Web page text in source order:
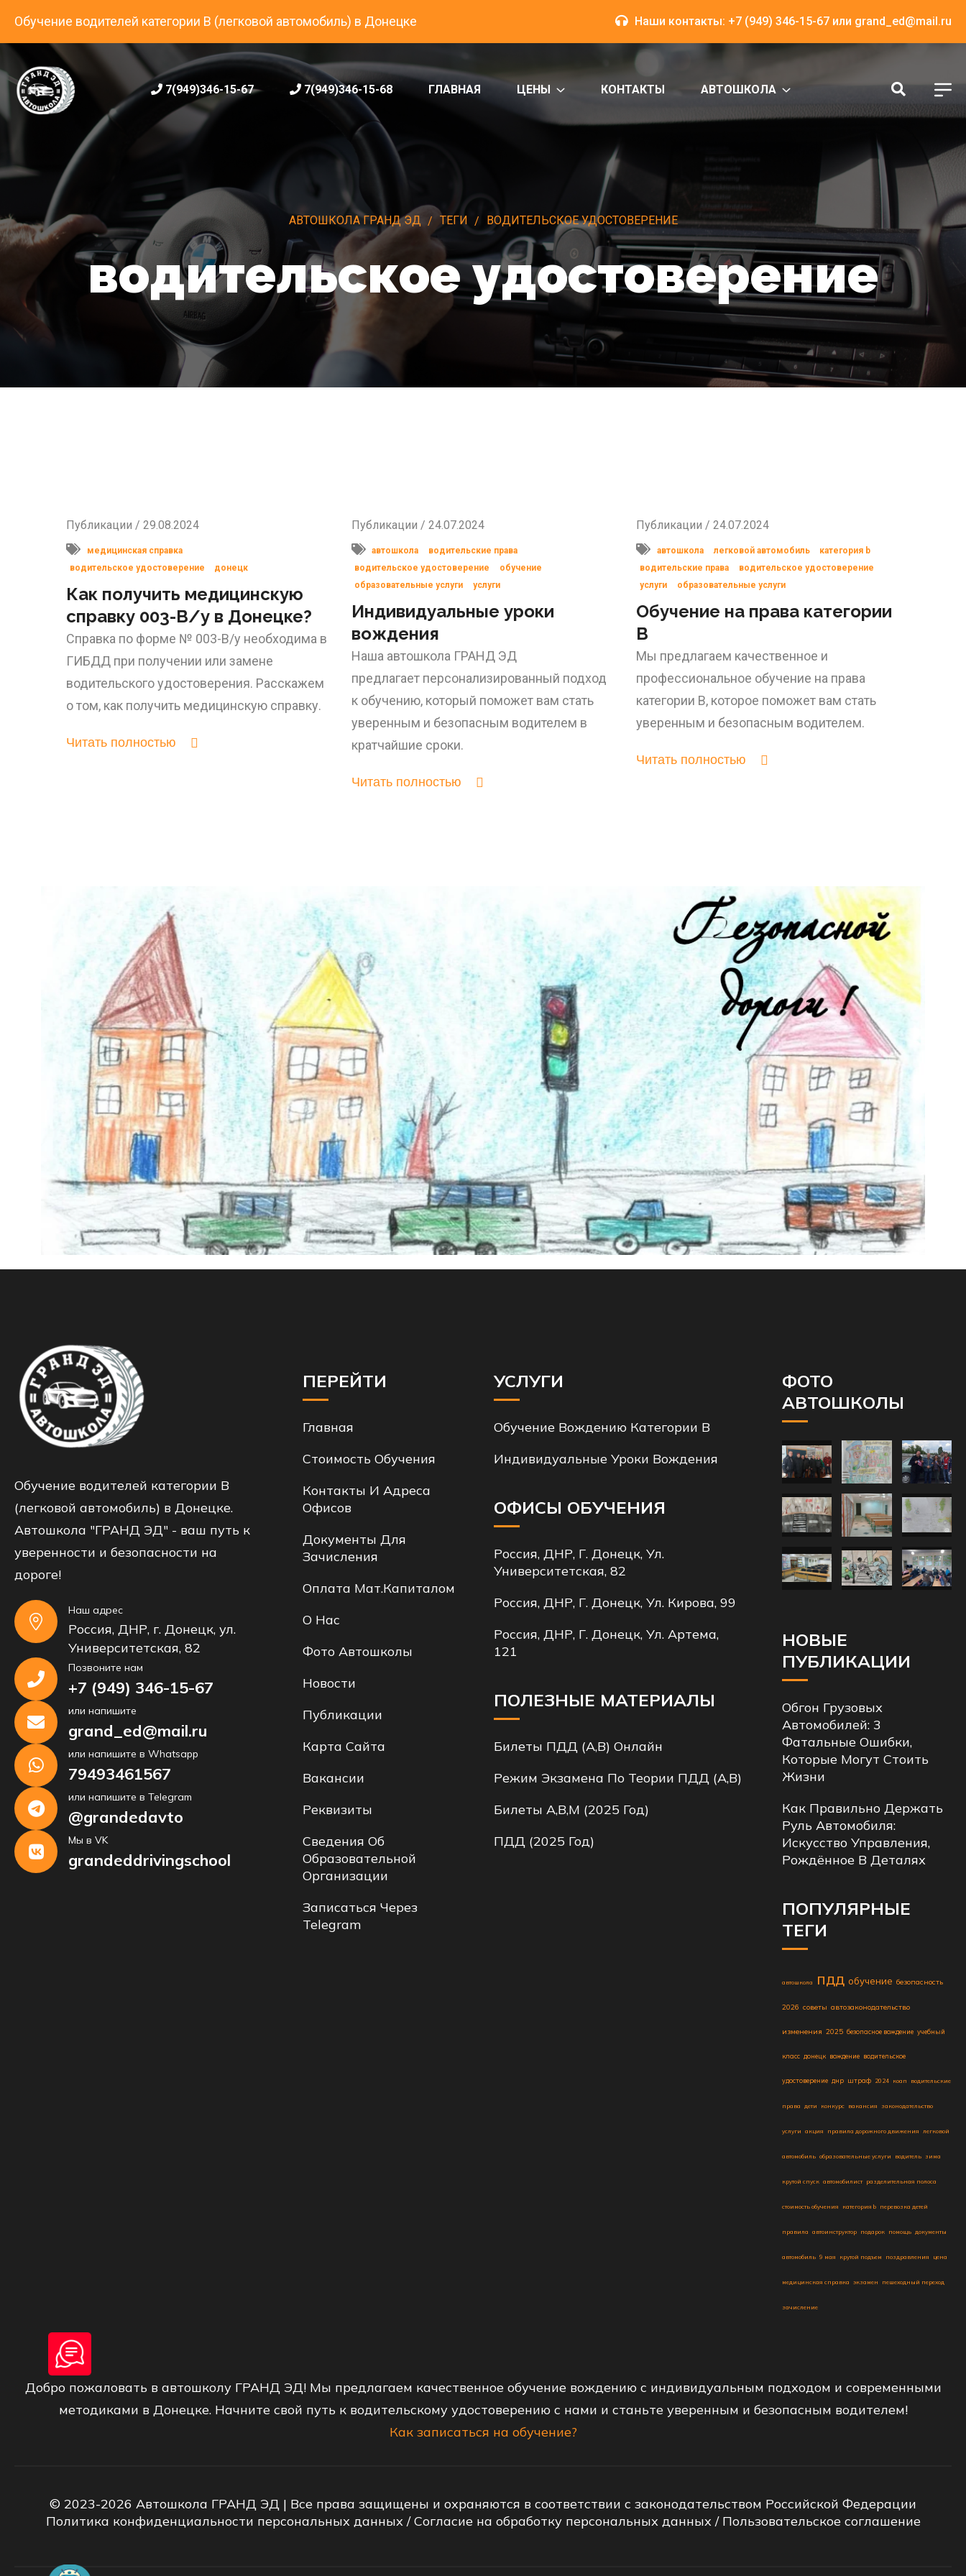
Обучение водителей категории B (легковой автомобиль) в Донецке Наши контакты: +7 (949) 346-15-67 или grand_ed@mail.ru
7(949)346-15-67 7(949)346-15-68 ГЛАВНАЯ ЦЕНЫ КОНТАКТЫ АВТОШКОЛА
АВТОШКОЛА ГРАНД ЭД ТЕГИ ВОДИТЕЛЬСКОЕ УДОСТОВЕРЕНИЕ
водительское удостоверение
Публикации / 29.08.2024
медицинская справка
водительское удостоверение
донецк
Как получить медицинскую
справку 003-В/у в Донецке?
Справка по форме № 003-В/у необходима в
ГИБДД при получении или замене
водительского удостоверения. Расскажем
о том, как получить медицинскую справку.
Читать полностью
Публикации / 24.07.2024
автошкола
водительские права
водительское удостоверение
обучение
образовательные услуги
услуги
Индивидуальные уроки
вождения
Наша автошкола ГРАНД ЭД
предлагает персонализированный подход
к обучению, который поможет вам стать
уверенным и безопасным водителем в
кратчайшие сроки.
Читать полностью
Публикации / 24.07.2024
автошкола легковой автомобиль
категория b
водительские права
водительское удостоверение
услуги
образовательные услуги
Обучение на права категории
B
Мы предлагаем качественное и
профессиональное обучение на права
категории B, которое поможет вам стать
уверенным и безопасным водителем.
Читать полностью
Обучение водителей категории B
(легковой автомобиль) в Донецке.
Автошкола "ГРАНД ЭД" - ваш путь к
уверенности и безопасности на
дороге!
Наш адрес
Россия, ДНР, г. Донецк, ул.
Университетская, 82
Позвоните нам
+7 (949) 346-15-67
или напишите
grand_ed@mail.ru
или напишите в Whatsapp
79493461567
или напишите в Telegram
@grandedavto
Мы в VK
grandeddrivingschool
ПЕРЕЙТИ
Главная
Стоимость Обучения
Контакты И Адреса
Офисов
Документы Для
Зачисления
Оплата Мат.капиталом
О Нас
Фото Автошколы
Новости
Публикации
Карта Сайта
Вакансии
Реквизиты
Сведения Об
Образовательной
Организации
Записаться Через
Telegram
УСЛУГИ
Обучение Вождению Категории B
Индивидуальные Уроки Вождения
ОФИСЫ ОБУЧЕНИЯ
Россия, ДНР, Г. Донецк, Ул.
Университетская, 82
Россия, ДНР, Г. Донецк, Ул. Кирова, 99
Россия, ДНР, Г. Донецк, Ул. Артема,
121
ПОЛЕЗНЫЕ МАТЕРИАЛЫ
Билеты ПДД (A,B) Онлайн
Режим Экзамена По Теории ПДД (A,B)
Билеты A,B,M (2025 Год)
ПДД (2025 Год)
ФОТО
АВТОШКОЛЫ
НОВЫЕ
ПУБЛИКАЦИИ
Обгон Грузовых
Автомобилей: 3
Фатальные Ошибки,
Которые Могут Стоить
Жизни
Как Правильно Держать
Руль Автомобиля:
Искусство Управления,
Рождённое В Деталях
ПОПУЛЯРНЫЕ
ТЕГИ
автошкола пдд обучение безопасность
2026 советы автозаконодательство
изменения 2025 безопасное вождение учебный
класс донецк вождение водительское
удостоверение днр штраф 2024 коап водительские
права дети конкурс вакансия законодательство
услуги акция правила дорожного движения легковой
автомобиль образовательные услуги водитель зима
крутой спуск автомобилист разделительная полоса
стоимость обучения категория b перевозка детей
правила автоинструктор подарок помощь документы
автомобиль 9 мая крутой подъем поздравления цена
медицинская справка экзамен пешеходный переход
зачисление
Добро пожаловать в автошколу ГРАНД ЭД! Мы предлагаем качественное обучение вождению с индивидуальным подходом и современными
методиками в Донецке. Начните свой путь к водительскому удостоверению с нами и станьте уверенным и безопасным водителем!
Как записаться на обучение?
© 2023-2026 Автошкола ГРАНД ЭД | Все права защищены и охраняются в соответствии с законодательством Российской Федерации
Политика конфиденциальности персональных данных /Согласие на обработку персональных данных / Пользовательское соглашение